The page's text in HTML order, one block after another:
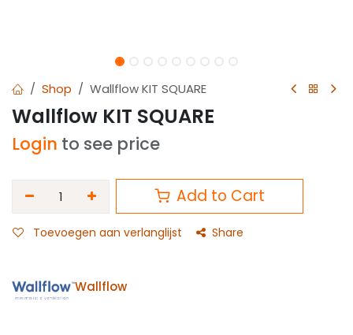
Shop Wallflow KIT SQUARE
Wallflow KIT SQUARE
Login to see price
Add to Cart
Toevoegen aan verlanglijst Share
Wallflow